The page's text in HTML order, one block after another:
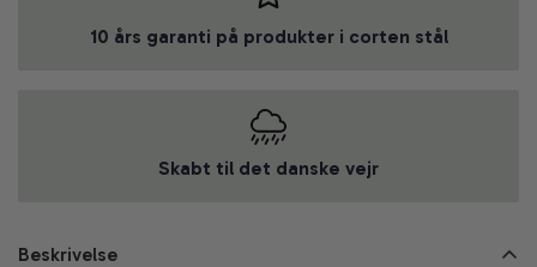
10 års garanti på produkter i corten stål
Skabt til det danske vejr
Beskrivelse